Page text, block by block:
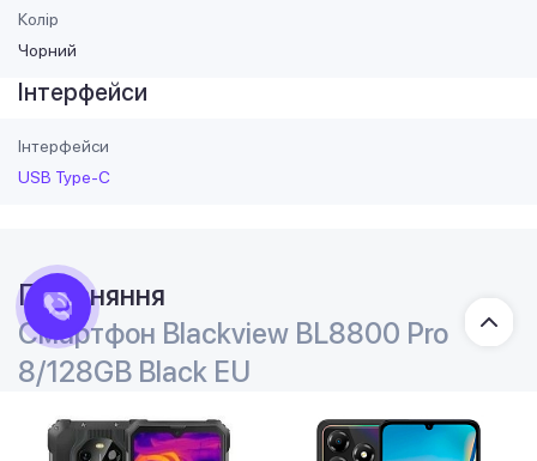
Колір
Чорний
Інтерфейси
Інтерфейси
USB Type-C
Порівняння
Смартфон Blackview BL8800 Pro
8/128GB Black EU